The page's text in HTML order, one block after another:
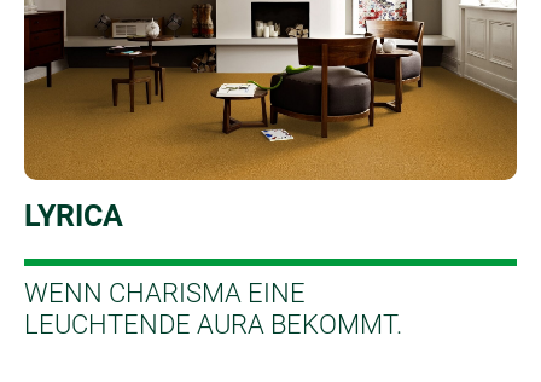
LYRICA
WENN CHARISMA EINE
LEUCHTENDE AURA BEKOMMT.